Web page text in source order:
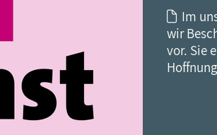
Im
wir
vor. Sie